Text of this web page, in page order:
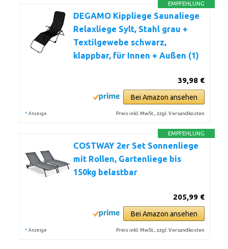
EMPFEHLUNG
DEGAMO Kippliege Saunaliege
Relaxliege Sylt, Stahl grau +
Textilgewebe schwarz,
klappbar, für Innen + Außen (1)
39,98 €
Bei Amazon ansehen
* Anzeige Preis inkl. MwSt., zzgl. Versandkosten
EMPFEHLUNG
COSTWAY 2er Set Sonnenliege
mit Rollen, Gartenliege bis
150kg belastbar
205,99 €
Bei Amazon ansehen
* Anzeige Preis inkl. MwSt., zzgl. Versandkosten